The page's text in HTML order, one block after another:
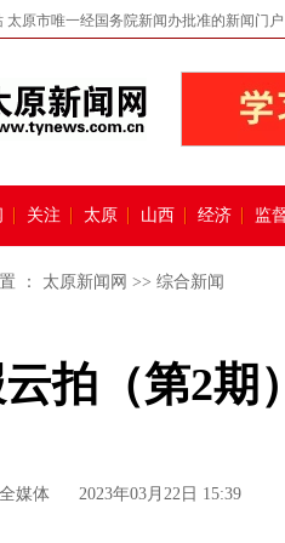
太原市唯一经国务院新闻办批准的新闻门
关注 太原 山西 经济 监
： 太原新闻网 >> 综合新闻
云拍（第2
媒体 2023年03月22日 15:39